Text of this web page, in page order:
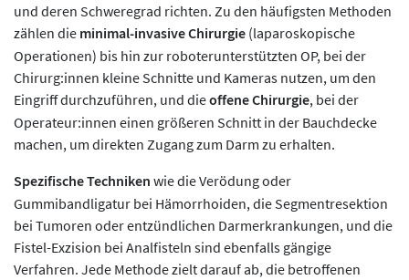
und deren Schweregrad richten. Zu den häufigsten Methoden
zählen die minimal-invasive Chirurgie (laparoskopische
Operationen) bis hin zur roboterunterstützten OP, bei der
Chirurg:innen kleine Schnitte und Kameras nutzen, um den
Eingriff durchzuführen, und dieoffene Chirurgie, bei der
Operateur:innen einen größeren Schnitt in der Bauchdecke
machen, um direkten Zugang zum Darm zu erhalten.
Spezifische Techniken wie die Verödung oder
Gummibandligatur bei Hämorrhoiden, die Segmentresektion
bei Tumoren oder entzündlichen Darmerkrankungen, und die
Fistel-Exzision bei Analfisteln sind ebenfalls gängige
Verfahren. Jede Methode zielt darauf ab, die betroffenen